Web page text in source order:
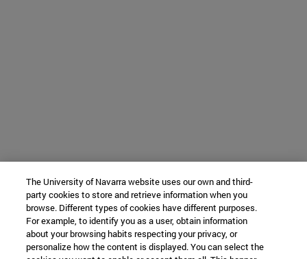
The University of Navarra website uses our own and third-
party cookies to store and retrieve information when you
browse. Different types of cookies have different purposes.
For example, to identify you as a user, obtain information
about your browsing habits respecting your privacy, or
personalize how the content is displayed. You can select the